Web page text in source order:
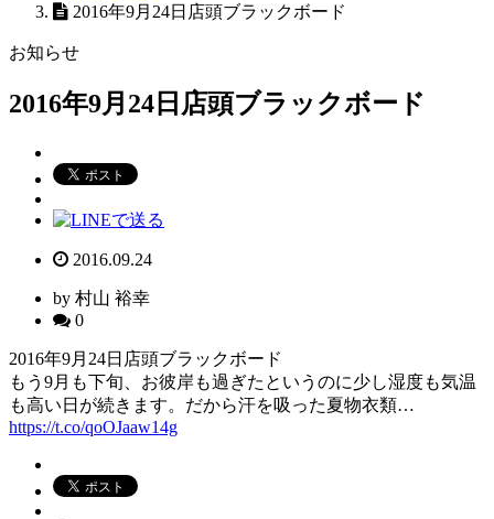
2016年9月24日店頭ブラックボード
お知らせ
2016年9月24日店頭ブラックボード
2016.09.24
by 村山 裕幸
0
2016年9月24日店頭ブラックボード
もう9月も下旬、お彼岸も過ぎたというのに少し湿度も気温
も高い日が続きます。だから汗を吸った夏物衣類…
https://t.co/qoOJaaw14g